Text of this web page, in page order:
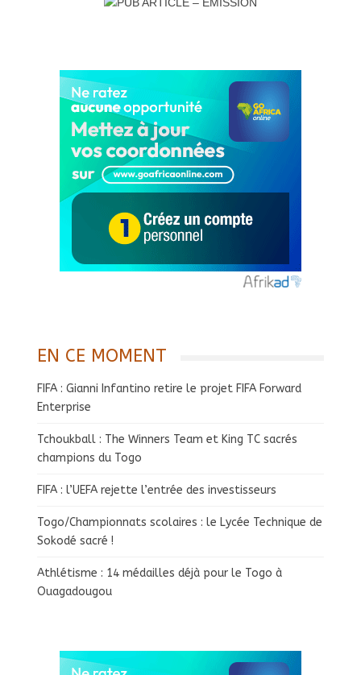
EN CE MOMENT
FIFA : Gianni Infantino retire le projet FIFA Forward
Enterprise
Tchoukball : The Winners Team et King TC sacrés
champions du Togo
FIFA : l’UEFA rejette l’entrée des investisseurs
Togo/Championnats scolaires : le Lycée Technique de
Sokodé sacré !
Athlétisme : 14 médailles déjà pour le Togo à
Ouagadougou